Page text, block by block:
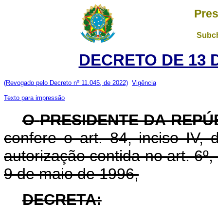
DECRETO DE 13
(Revogado pelo Decreto nº 11.045, de 2022) Vigência
Texto para impressão
O PRESIDENTE DA
confere o art. 84, inciso IV,
autorização contida no art.
9 de maio de 1996,
DECRETA: